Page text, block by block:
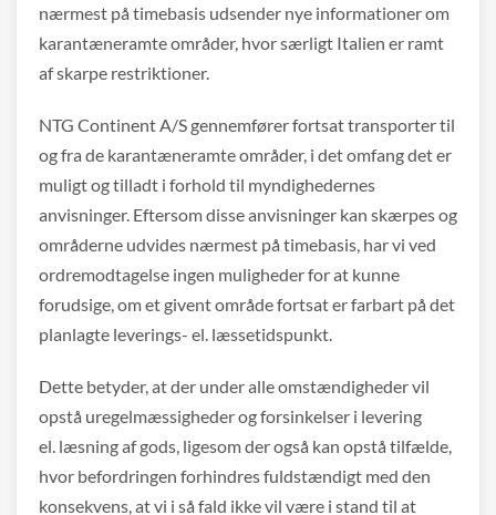
nærmest på timebasis udsender nye informationer om
karantæneramte områder, hvor særligt Italien er ramt
af skarpe restriktioner.
NTG Continent A/S gennemfører fortsat transporter til
og fra de karantæneramte områder, i det omfang det er
muligt og tilladt i forhold til myndighedernes
anvisninger. Eftersom disse anvisninger kan skærpes og
områderne udvides nærmest på timebasis, har vi ved
ordremodtagelse ingen muligheder for at kunne
forudsige, om et givent område fortsat er farbart på det
planlagte leverings- el. læssetidspunkt.
Dette betyder, at der under alle omstændigheder vil
opstå uregelmæssigheder og forsinkelser i levering
el. læsning af gods, ligesom der også kan opstå tilfælde,
hvor befordringen forhindres fuldstændigt med den
konsekvens, at vi i så fald ikke vil være i stand til at